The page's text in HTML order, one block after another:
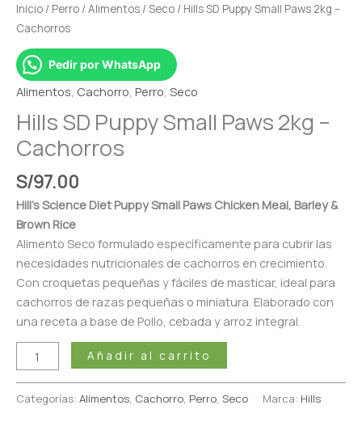
Inicio / Perro /Alimentos /Seco / Hills SD Puppy Small Paws 2kg –
Cachorros
Pedir por WhatsApp
Alimentos, Cachorro, Perro, Seco
Hills SD Puppy Small Paws 2kg –
Cachorros
S/97.00
Hill’s Science Diet Puppy Small Paws Chicken Meal, Barley &
Brown Rice
Alimento Seco formulado específicamente para cubrir las
necesidades nutricionales de cachorros en crecimiento.
Con croquetas pequeñas y fáciles de masticar, ideal para
cachorros de razas pequeñas o miniatura. Elaborado con
una receta a base de Pollo, cebada y arroz integral.
Añadir al carrito
Categorías: Alimentos, Cachorro, Perro, Seco Marca: Hills